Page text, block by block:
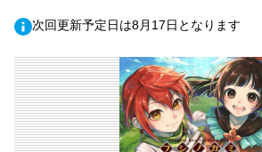
次回更新予定日は8月17日となります